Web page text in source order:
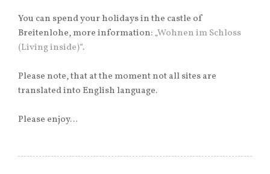
You can spend your holidays in the castle of
Breitenlohe, more information:„Wohnen im Schloss
(Living inside)“.
Please note, that at the moment not all sites are
translated into English language.
Please enjoy…